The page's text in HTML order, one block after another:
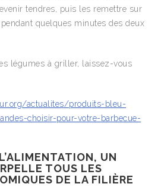
tendres, puis les remettre sur
quelques minutes des deux
légumes à griller, laissez-vous
actualites/produits-bleu-
choisir-pour-votre-barbecue-
UN
TOUS LES
DE LA FILIÈRE